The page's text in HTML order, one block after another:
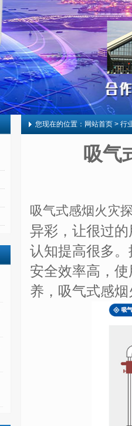
您现在的位置： 网站首页 > 行
吸气
吸气式感烟火灾
异彩，让很过
认知提高很多
安全效率高，
养，吸气式感